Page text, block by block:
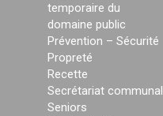
temporaire du
domaine public
Prévention – Sécurité
Propreté
Recette
Secrétariat communal
Seniors